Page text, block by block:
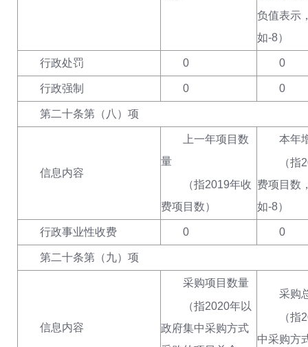
负值表示
如-8）
行政处罚 0 0
行政强制 0 0
第二十条第（八）项
信息内容
上一年项目数
量
（指2019年收
费项目数）
本年
（指
费项目数
如-8）
行政事业性收费 0 0
第二十条第（九）项
信息内容
采购项目数量
（指2020年以
政府集中采购方式
采购
（指
中采购方